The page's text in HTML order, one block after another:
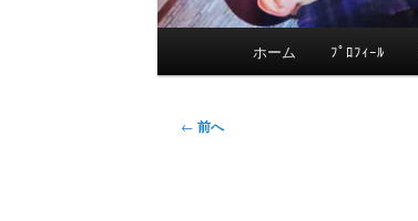
イ
メ
ホーム ﾌﾟﾛﾌｨｰﾙ
投
← 前へ